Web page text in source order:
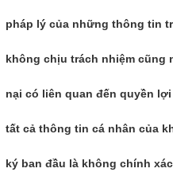
pháp lý của những thông tin
không chịu trách nhiệm cũng
nại có liên quan đến quyền
tất cả thông tin cá nhân của
ký ban đầu là không chính